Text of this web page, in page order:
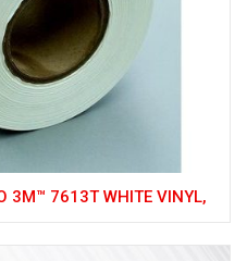
3M™ 7613T WHITE VINYL,